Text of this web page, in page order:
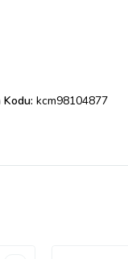
Kodu: kcm98104877